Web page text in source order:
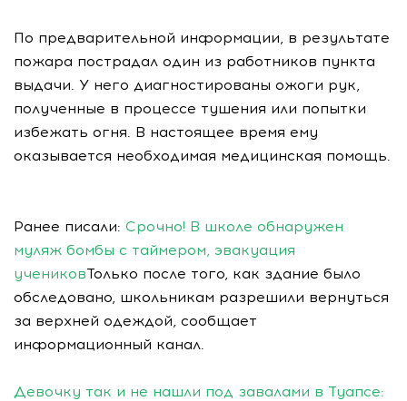
По предварительной информации, в результате
пожара пострадал один из работников пункта
выдачи. У него диагностированы ожоги рук,
полученные в процессе тушения или попытки
избежать огня. В настоящее время ему
оказывается необходимая медицинская помощь.
Ранее писали: Срочно! В школе обнаружен
муляж бомбы с таймером, эвакуация
учениковТолько после того, как здание было
обследовано, школьникам разрешили вернуться
за верхней одеждой, сообщает
информационный канал.
Девочку так и не нашли под завалами в Туапсе: